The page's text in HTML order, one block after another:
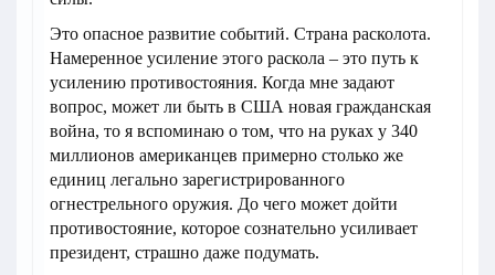
Это опасное развитие событий. Страна расколота.
Намеренное усиление этого раскола – это путь к
усилению противостояния. Когда мне задают
вопрос, может ли быть в США новая гражданская
война, то я вспоминаю о том, что на руках у 340
миллионов американцев примерно столько же
единиц легально зарегистрированного
огнестрельного оружия. До чего может дойти
противостояние, которое сознательно усиливает
президент, страшно даже подумать.